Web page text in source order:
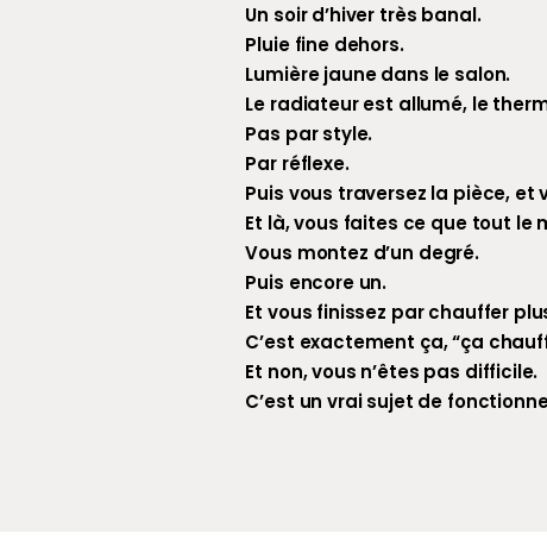
Un soir d’hiver très banal.
Pluie fine dehors.
Lumière jaune dans le salon.
Le radiateur est allumé, le
Pas par style.
Par réflexe.
Puis vous traversez la pièce,
Et là, vous faites ce que tout le
Vous montez d’un degré.
Puis encore un.
Et vous finissez par chauffer
C’est exactement ça, “ça
Et non, vous n’êtes pas difficile.
C’est un vrai sujet de